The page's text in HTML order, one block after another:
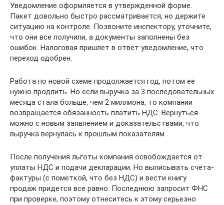
Уведомление оформляется в утвержденной форме.
Пакет довольно быстро рассматривается, но держите
ситуацию на контроле. Позвоните инспектору, уточните,
что они все получили, а документы заполнены без
ошибок. Налоговая пришлет в ответ уведомление, что
переход одобрен.
Работа по новой схеме продолжается год, потом ее
нужно продлить. Но если выручка за 3 последовательных
месяца стала больше, чем 2 миллиона, то компании
возвращается обязанность платить НДС. Вернуться
можно с новым заявлением и доказательствами, что
выручка вернулась к прошлым показателям.
После получения льготы компания освобождается от
уплаты НДС и подачи декларации. Но выписывать счета-
фактуры (с пометкой, что без НДС) и вести книгу
продаж придется все равно. Последнюю запросит ФНС
при проверке, поэтому отнеситесь к этому серьезно.